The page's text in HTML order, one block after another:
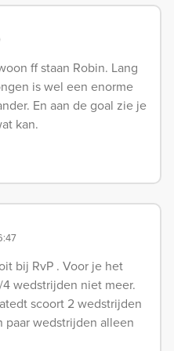
ff staan Robin. Lang
is wel een enorme
En aan de goal zie je
kan.
bij RvP . Voor je het
wedstrijden niet meer.
scoort 2 wedstrijden
paar wedstrijden alleen